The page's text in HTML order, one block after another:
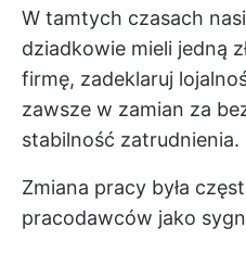
W tamtych czasach
dziadkowie mieli jedną
firmę, zadeklaruj
zawsze w zamian za
stabilność zatrudnienia.
Zmiana pracy była
pracodawców jako